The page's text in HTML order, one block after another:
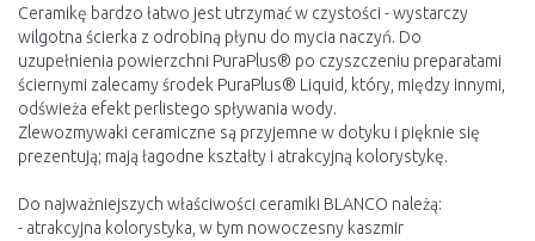
Ceramikę bardzo łatwo jest utrzymać w czystości - wystarczy
wilgotna ścierka z odrobiną płynu do mycia naczyń. Do
uzupełnienia powierzchni PuraPlus® po czyszczeniu preparatami
ściernymi zalecamy środek PuraPlus® Liquid, który, między innymi,
odświeża efekt perlistego spływania wody.
Zlewozmywaki ceramiczne są przyjemne w dotyku i pięknie się
prezentują; mają łagodne kształty i atrakcyjną kolorystykę.
Do najważniejszych właściwości ceramiki BLANCO należą:
- atrakcyjna kolorystyka, w tym nowoczesny kaszmir